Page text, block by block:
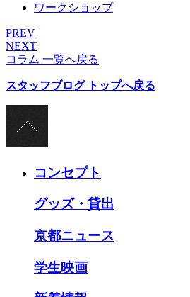
ワークショップ
PREV
NEXT
コラム 一覧へ戻る
スタッフブログ トップへ戻る
コンセプト
グッズ・貸出
京都ニュース
学生映画